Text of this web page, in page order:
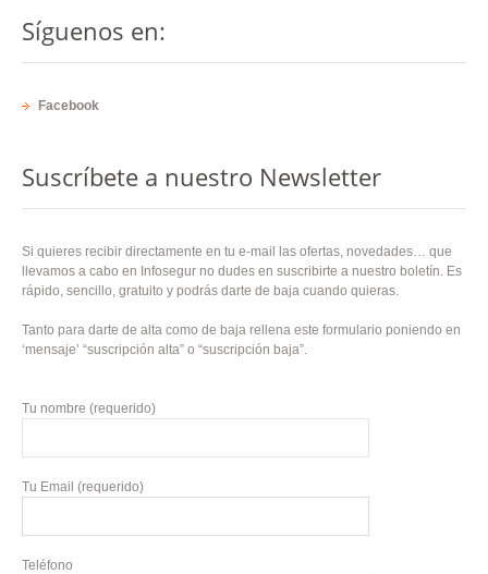
Síguenos en:
Facebook
Suscríbete a nuestro Newsletter
Si quieres recibir directamente en tu e-mail las ofertas, novedades… que
llevamos a cabo en Infosegur no dudes en suscribirte a nuestro boletín. Es
rápido, sencillo, gratuito y podrás darte de baja cuando quieras.
Tanto para darte de alta como de baja rellena este formulario poniendo en
‘mensaje’ “suscripción alta” o “suscripción baja”.
Tu nombre (requerido)
Tu Email (requerido)
Teléfono